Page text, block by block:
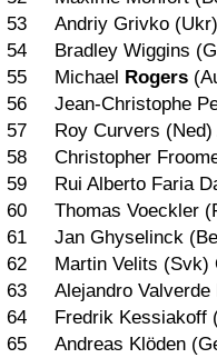
53 Andriy Grivko (Ukr)
54 Bradley Wiggins
55 Michael Rogers
56 Jean-Christophe
57 Roy Curvers (Ned)
58 Christopher
59 Rui Alberto Faria
60 Thomas Voeckler
61 Jan Ghyselinck
62 Martin Velits (Svk)
63 Alejandro Valverde
64 Fredrik Kessiakoff
65 Andreas Klöden